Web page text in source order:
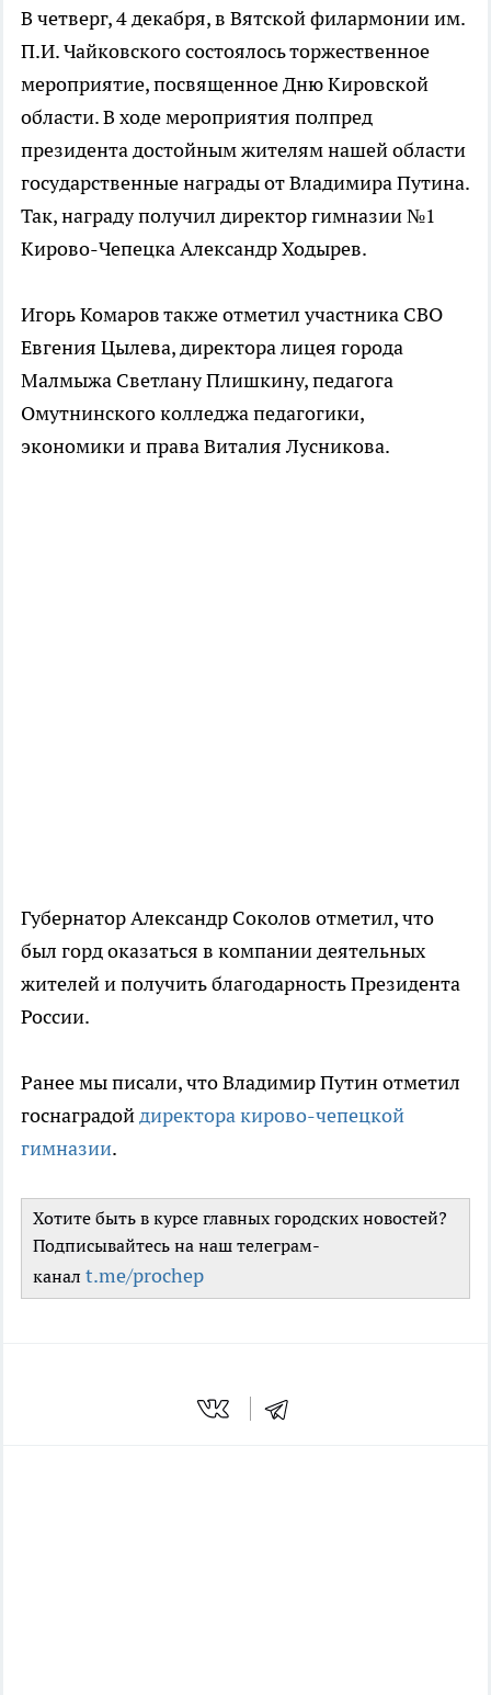
В четверг, 4 декабря, в Вятской филармонии им.
П.И. Чайковского состоялось торжественное
мероприятие, посвященное Дню Кировской
области. В ходе мероприятия полпред
президента достойным жителям нашей области
государственные награды от Владимира Путина.
Так, награду получил директор гимназии №1
Кирово-Чепецка Александр Ходырев.
Игорь Комаров также отметил участника СВО
Евгения Цылева, директора лицея города
Малмыжа Светлану Плишкину, педагога
Омутнинского колледжа педагогики,
экономики и права Виталия Лусникова.
Губернатор Александр Соколов отметил, что
был горд оказаться в компании деятельных
жителей и получить благодарность Президента
России.
Ранее мы писали, что Владимир Путин отметил
госнаградойдиректора кирово-чепецкой
гимназии.
Хотите быть в курсе главных городских новостей?
Подписывайтесь на наш телеграм-
канал t.me/prochep